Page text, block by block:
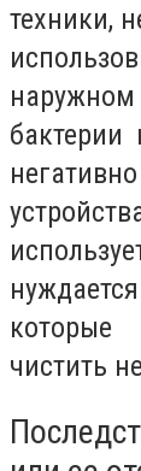
техники,
бактерии
чистить